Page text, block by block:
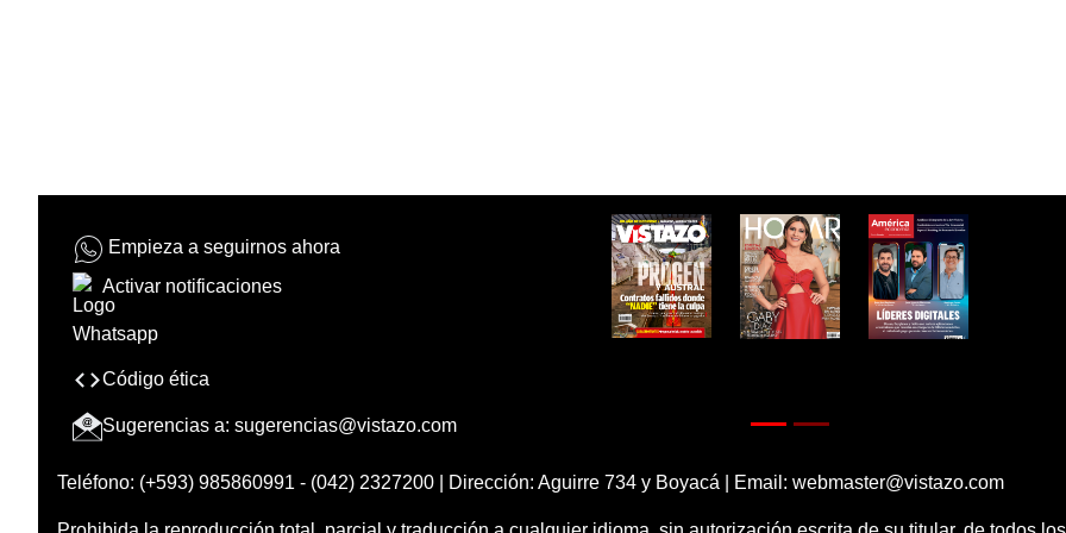
Empieza a seguirnos ahora
Activar notificaciones
Código ética
Sugerencias a: sugerencias@vistazo.com
Teléfono: (+593) 985860991 - (042) 2327200 | Dirección: Aguirre 734 y Boyacá | Email: webmaster@vistazo.com